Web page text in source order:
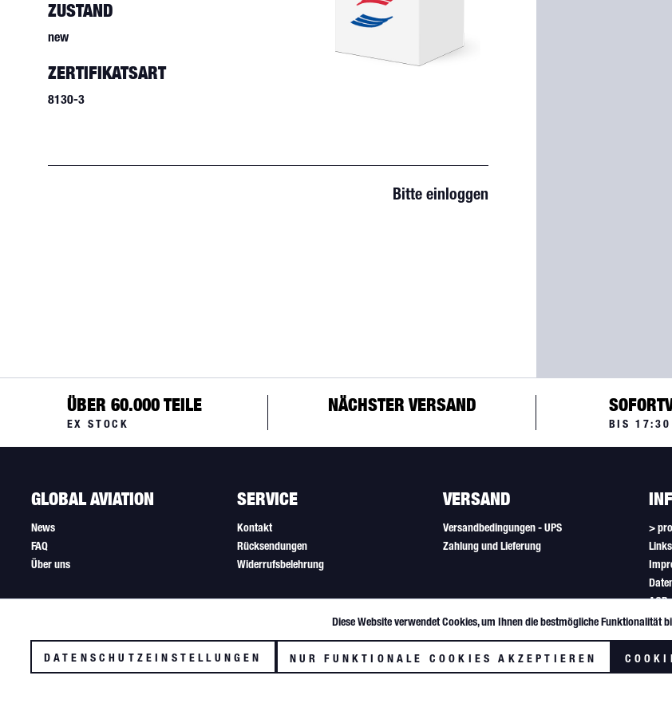
ZUSTAND
new
ZERTIFIKATSART
8130-3
Bitte einloggen
ÜBER 60.000 TEILE
EX STOCK
NÄCHSTER VERSAND
BIS 17:30
GLOBAL AVIATION
News
FAQ
Über uns
SERVICE
Kontakt
Rücksendungen
Widerrufsbelehrung
VERSAND
Versandbedingungen - UPS
Zahlung und Lieferung
>
Links
AGB
Tracking
Diese Website verwendet Cookies, um Ihnen die bestmögliche Funktionalität
DATENSCHUTZEINSTELLUNGEN NUR FUNKTIONALE COOKIES AKZEPTIEREN